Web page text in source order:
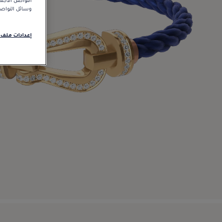
التواصل
وسائل
إعدادات ملف